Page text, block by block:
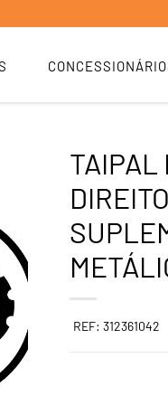
TAIPAL
DIREITO
REF: 312361042